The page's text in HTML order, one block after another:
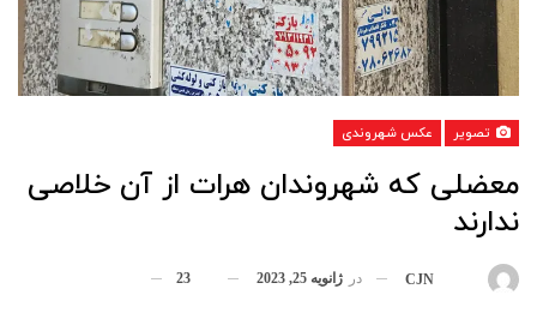
تصویر عکس شهروندی
معضلی که شهروندان هرات از آن خلاصی
ندارند
CJN در ژانویه 25, 2023 23